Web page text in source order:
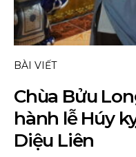
BÀI VIẾT
Chùa Bửu
hành lễ Húy
Diệu Liên